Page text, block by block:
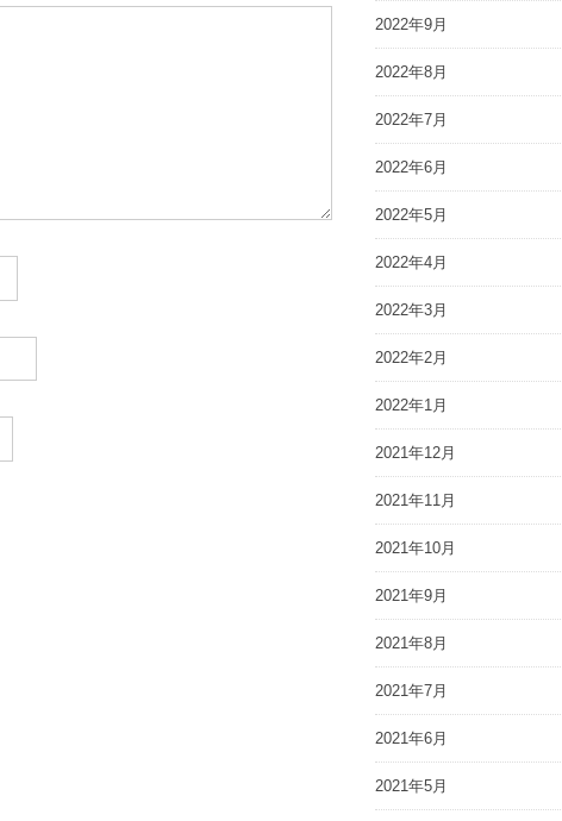
2022年9月
2022年8月
2022年7月
2022年6月
2022年5月
2022年4月
2022年3月
2022年2月
2022年1月
2021年12月
2021年11月
2021年10月
2021年9月
2021年8月
2021年7月
2021年6月
2021年5月